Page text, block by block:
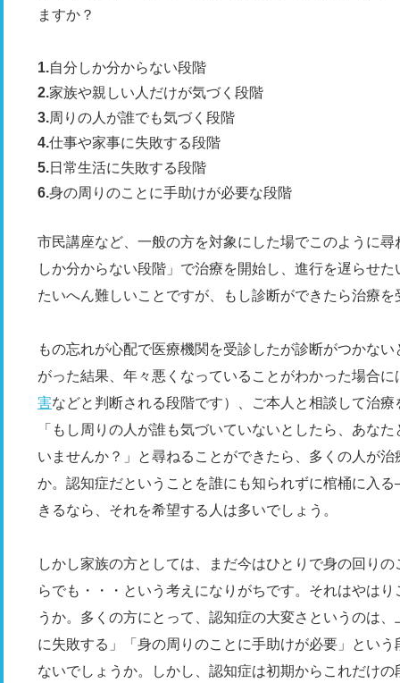
ますか？
自分しか分からない段階
家族や親しい人だけが気づく段階
周りの人が誰でも気づく段階
仕事や家事に失敗する段階
日常生活に失敗する段階
身の周りのことに手助けが必要な段階
市民講座など、一般の方を対象にした場でこのように
しか分からない段階」で治療を開始し、進行を遅らせ
たいへん難しいことですが、もし診断ができたら治療
もの忘れが心配で医療機関を受診したが診断がつかな
がった結果、年々悪くなっていることがわかった場合
害などと判断される段階です）、ご本人と相談して治
「もし周りの人が誰も気づいていないとしたら、あな
いませんか？」と尋ねることができたら、多くの人が
か。認知症だということを誰にも知られずに棺桶に入
きるなら、それを希望する人は多いでしょう。
しかし家族の方としては、まだ今はひとりで身の回り
らでも・・・という考えになりがちです。それはやは
うか。多くの方にとって、認知症の大変さというのは
に失敗する」「身の周りのことに手助けが必要」とい
ないでしょうか。しかし、認知症は初期からこれだけ